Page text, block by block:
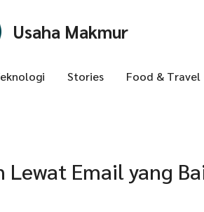
Usaha Makmur
Stories Food & Travel
Lewat Email yang